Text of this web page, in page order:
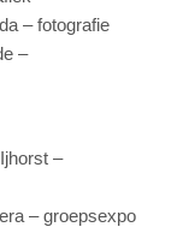
– fotografie
–
–
– groepsexpo